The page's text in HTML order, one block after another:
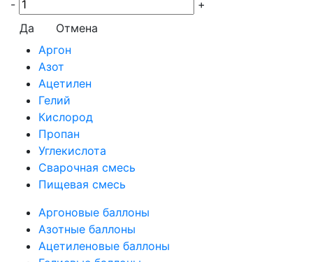
-
+
Да
Отмена
Аргон
Азот
Ацетилен
Гелий
Кислород
Пропан
Углекислота
Сварочная смесь
Пищевая смесь
Аргоновые баллоны
Азотные баллоны
Ацетиленовые баллоны